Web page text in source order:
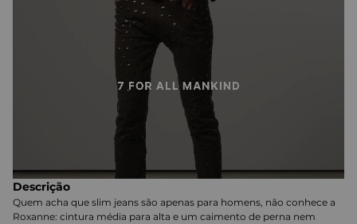
Descrição
Quem acha que slim jeans são apenas para homens, não conhece a
Roxanne: cintura média para alta e um caimento de perna nem